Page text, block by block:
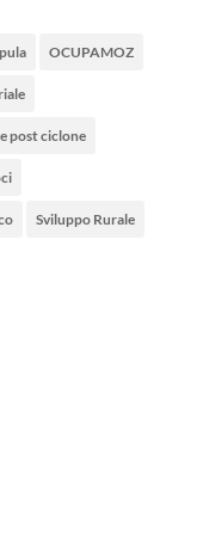
OCUPAMOZ
post ciclone
Sviluppo Rurale